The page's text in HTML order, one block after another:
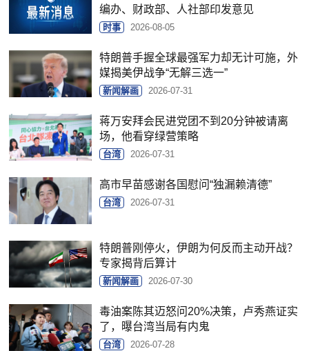
编办、财政部、人社部印发意见
时事 2026-08-05
特朗普手握全球最强军力却无计可施，外
媒揭美伊战争“无解三选一”
新闻解画 2026-07-31
蒋万安拜会民进党团不到20分钟被请离
场，他看穿绿营策略
台湾 2026-07-31
高市早苗感谢各国慰问“独漏赖清德”
台湾 2026-07-31
特朗普刚停火，伊朗为何反而主动开战？
专家揭背后算计
新闻解画 2026-07-30
毒油案陈其迈怒问20%决策，卢秀燕证实
了，曝台湾当局有内鬼
台湾 2026-07-28